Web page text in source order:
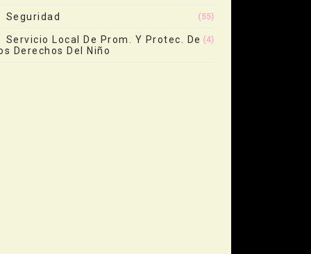
Seguridad (55)
Servicio Local De Prom. Y Protec. De
Derechos Del Niño
(4)